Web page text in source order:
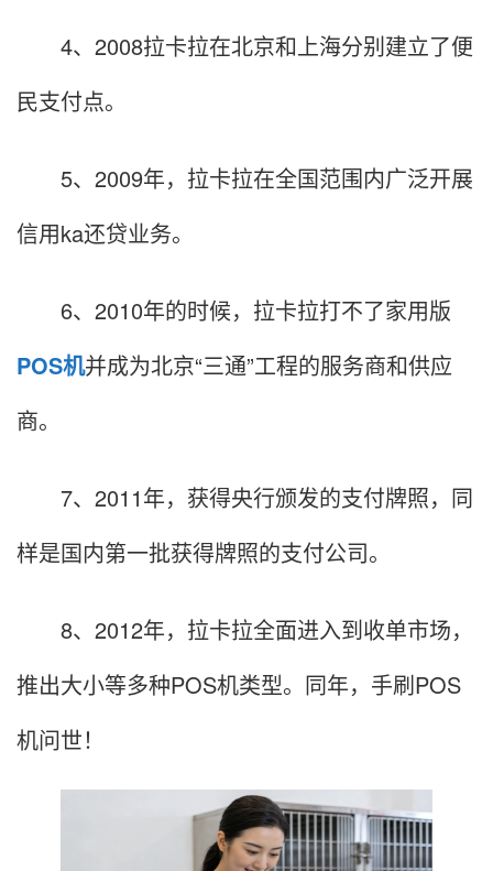
4、2008拉卡拉在北京和上海分别建立了便
民支付点。
5、2009年，拉卡拉在全国范围内广泛开展
信用ka还贷业务。
6、2010年的时候，拉卡拉打不了家用版
POS机并成为北京“三通”工程的服务商和供应
商。
7、2011年，获得央行颁发的支付牌照，同
样是国内第一批获得牌照的支付公司。
8、2012年，拉卡拉全面进入到收单市场，
推出大小等多种POS机类型。同年，手刷POS
机问世！